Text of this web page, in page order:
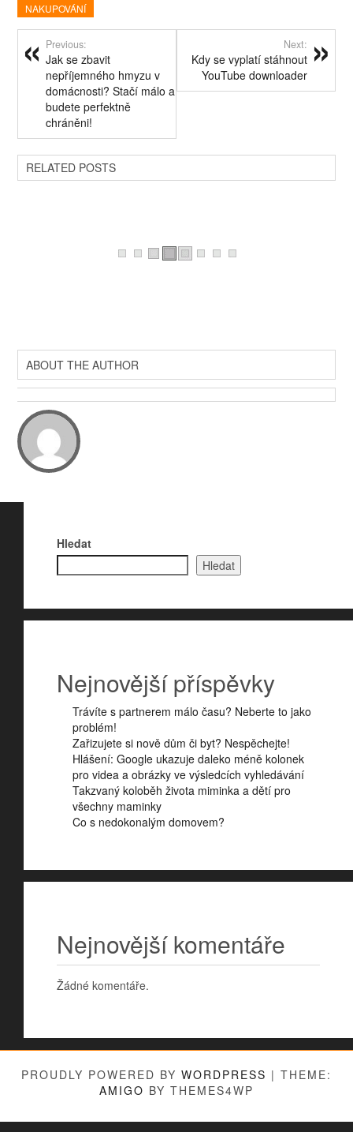
NAKUPOVÁNÍ
Previous:
Jak se zbavit
nepříjemného hmyzu v
domácnosti? Stačí málo a
budete perfektně
chráněni!
Next:
Kdy se vyplatí stáhnout
YouTube downloader
RELATED POSTS
ABOUT THE AUTHOR
Hledat
Hledat
Nejnovější příspěvky
Trávíte s partnerem málo času? Neberte to jako
problém!
Zařizujete si nově dům či byt? Nespěchejte!
Hlášení: Google ukazuje daleko méně kolonek
pro videa a obrázky ve výsledcích vyhledávání
Takzvaný koloběh života miminka a dětí pro
všechny maminky
Co s nedokonalým domovem?
Nejnovější komentáře
Žádné komentáře.
PROUDLY POWERED BY WORDPRESS | THEME:
AMIGO BY THEMES4WP